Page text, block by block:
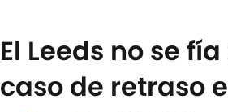
El Leeds no se
caso de retraso